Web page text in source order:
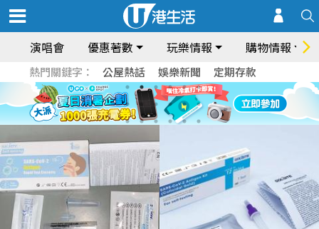
演唱會 優惠著數 玩樂情報 購物情報
熱門關鍵字： 公屋熱話 娛樂新聞 定期存款